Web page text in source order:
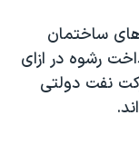
ساختمان
رشوه در ازای
نفت دولتی